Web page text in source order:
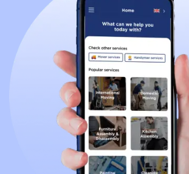
international de la Suède vers
préparés aux différences culturelles,
climatiques qui nécessitent une
flexibilité dans leur vie quotidienne.
et une planification approfondies
à une transition en douceur.